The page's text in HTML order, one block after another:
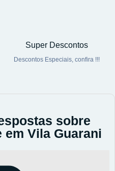
Super Descontos
Descontos Especiais, confira !!!
sobre
em Vila Guarani